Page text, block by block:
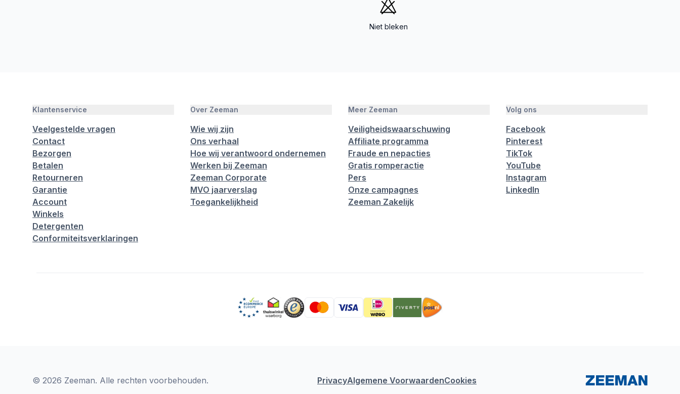
Niet bleken
Klantenservice
Veelgestelde vragen
Contact
Bezorgen
Betalen
Retourneren
Garantie
Account
Winkels
Detergenten
Conformiteitsverklaringen
Over Zeeman
Wie wij zijn
Ons verhaal
Hoe wij verantwoord ondernemen
Werken bij Zeeman
Zeeman Corporate
MVO jaarverslag
Toegankelijkheid
Meer Zeeman
Veiligheidswaarschuwing
Affiliate programma
Fraude en nepacties
Gratis romperactie
Pers
Onze campagnes
Zeeman Zakelijk
Volg ons
Facebook
Pinterest
TikTok
YouTube
Instagram
LinkedIn
© 2026 Zeeman. Alle rechten voorbehouden. PrivacyAlgemene VoorwaardenCookies